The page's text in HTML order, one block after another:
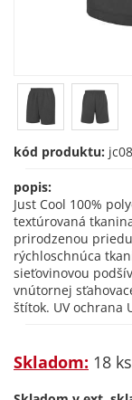
kód produktu:
popis:
Just Cool 100%
textúrovaná
prirodzenou
rýchloschnúca
sieťovinovou
vnútornej
štítok. UV ochrana
Skladom: 18 ks